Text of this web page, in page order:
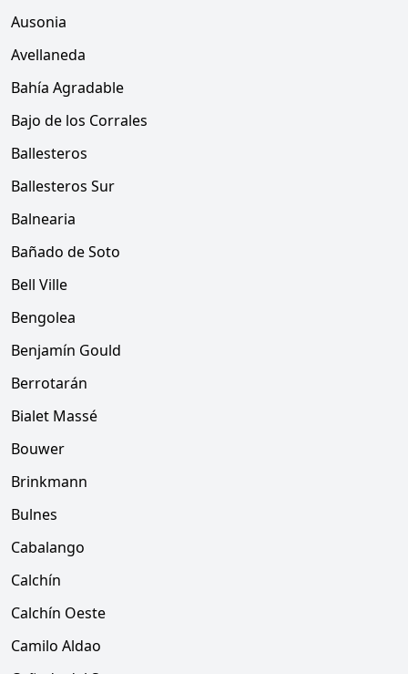
Ausonia
Avellaneda
Bahía Agradable
Bajo de los Corrales
Ballesteros
Ballesteros Sur
Balnearia
Bañado de Soto
Bell Ville
Bengolea
Benjamín Gould
Berrotarán
Bialet Massé
Bouwer
Brinkmann
Bulnes
Cabalango
Calchín
Calchín Oeste
Camilo Aldao